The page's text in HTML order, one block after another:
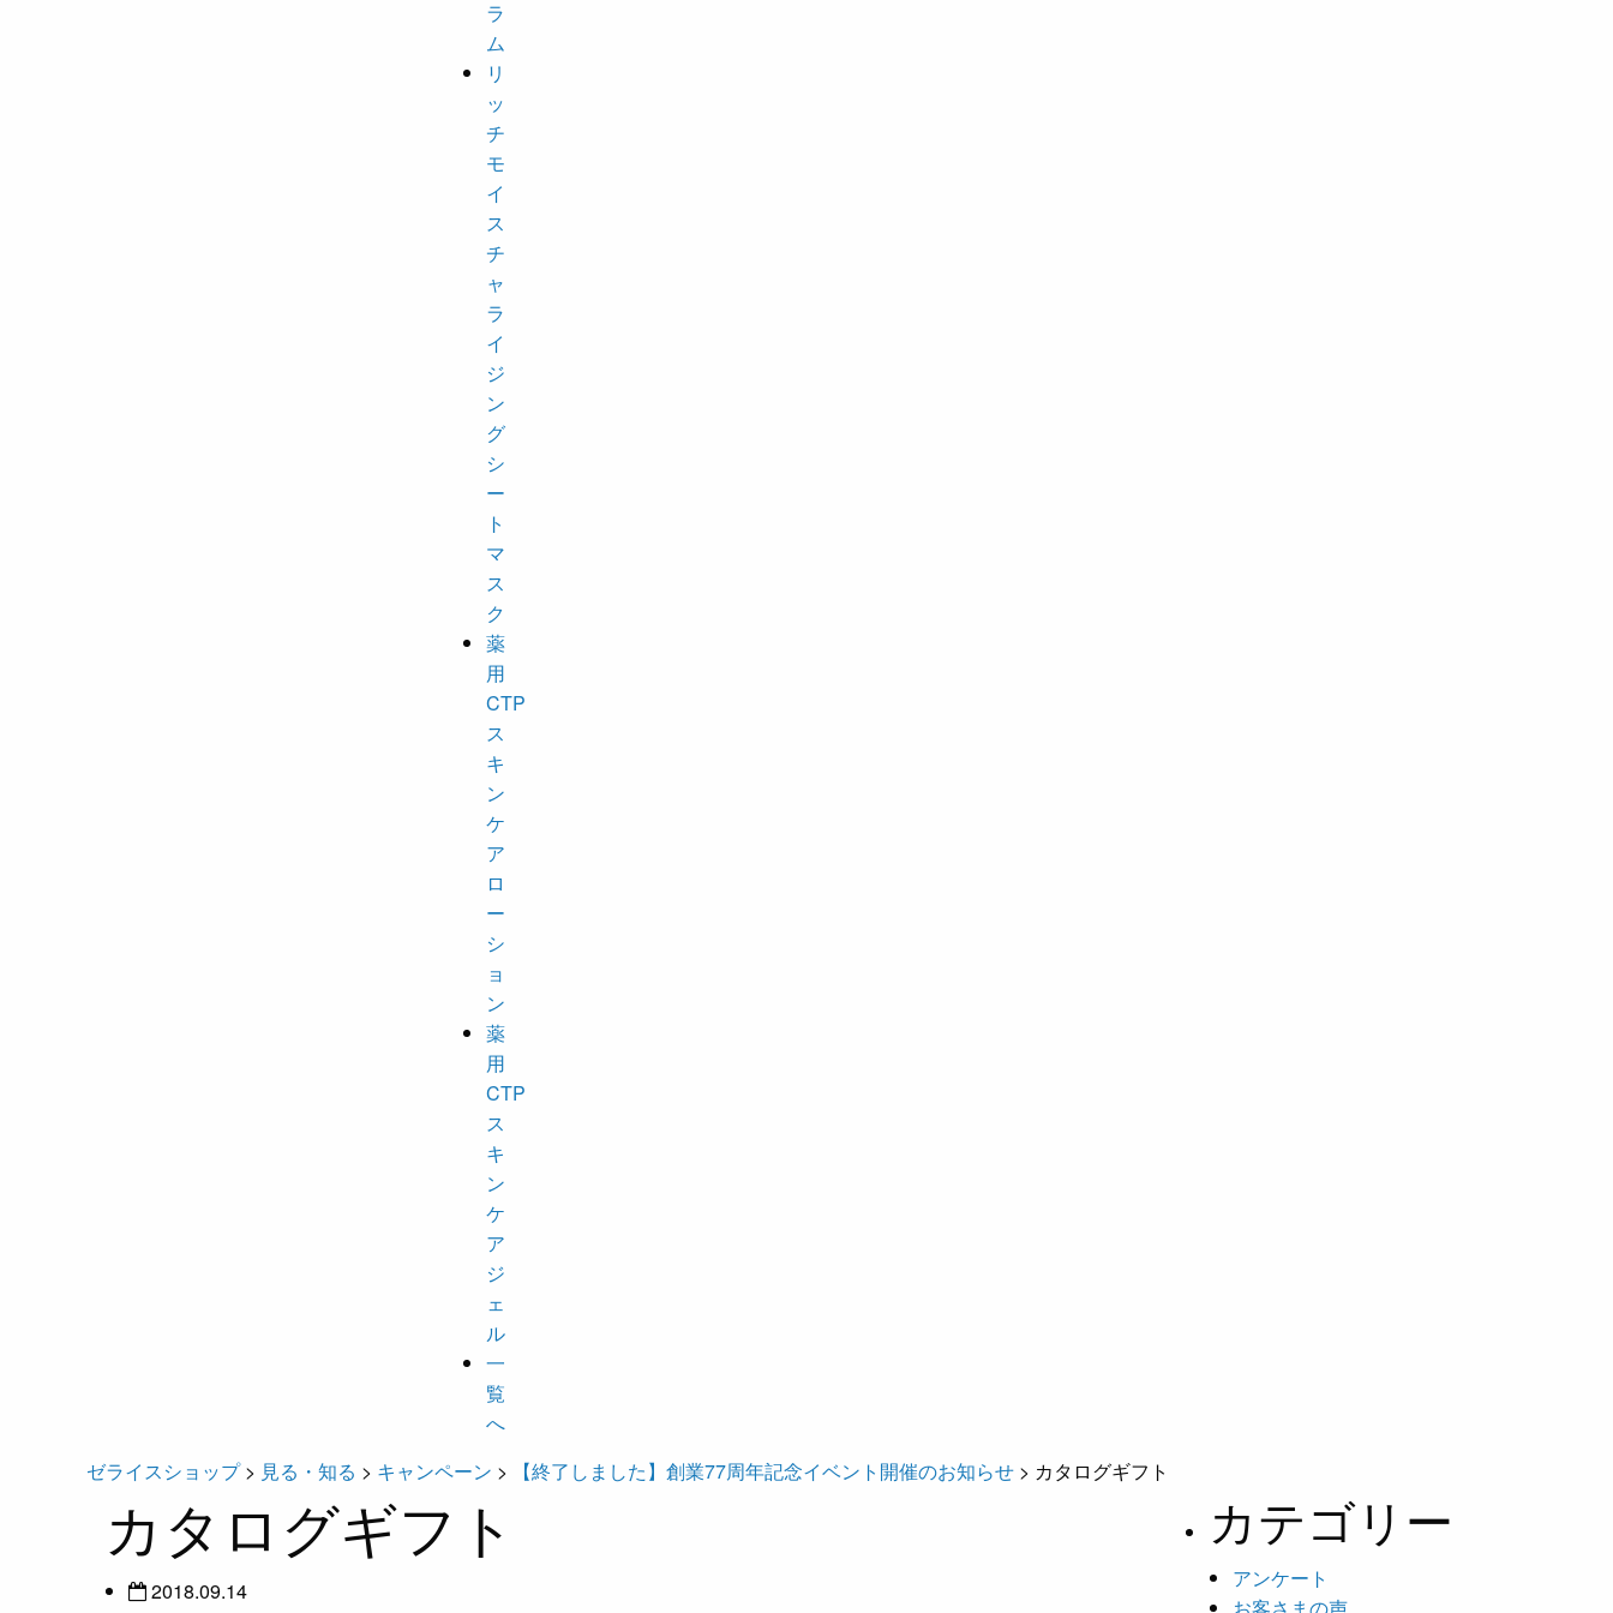
ラ
ム
リ
ッ
チ
モ
イ
ス
チ
ャ
ラ
イ
ジ
ン
グ
シ
ー
ト
マ
ス
ク
薬
用
CTP
ス
キ
ン
ケ
ア
ロ
ー
シ
ョ
ン
薬
用
CTP
ス
キ
ン
ケ
ア
ジ
ェ
ル
一
覧
へ
ゼライスショップ> 見る・知る > キャンペーン > 【終了しました】創業77周年記念イベント開催のお知らせ > カタログギフト
カタログギフト
2018.09.14
カテゴリー
アンケート